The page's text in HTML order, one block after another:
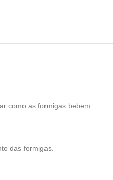
como as formigas bebem.
das formigas.